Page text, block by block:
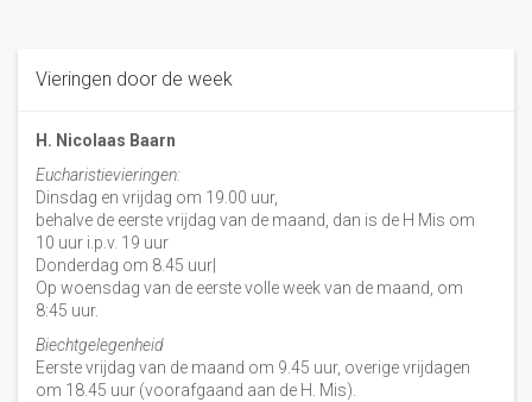
Vieringen door de week
H. Nicolaas Baarn
Eucharistievieringen:
Dinsdag en vrijdag om 19.00 uur,
behalve de eerste vrijdag van de maand, dan is de H Mis om
10 uur i.p.v. 19 uur
Donderdag om 8.45 uur|
Op woensdag van de eerste volle week van de maand, om
8:45 uur.
Biechtgelegenheid
Eerste vrijdag van de maand om 9.45 uur, overige vrijdagen
om 18.45 uur (voorafgaand aan de H. Mis).